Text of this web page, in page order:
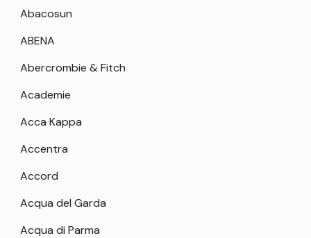
Abacosun
ABENA
Abercrombie & Fitch
Academie
Acca Kappa
Accentra
Accord
Acqua del Garda
Acqua di Parma